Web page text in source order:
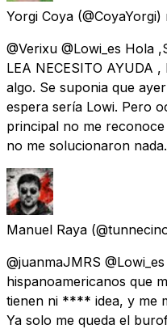
Yorgi Coya
@Verixu @Lowi_es Hola
LEA NECESITO AYUDA
algo. Se suponia que
espera sería Lowi. Pero
principal no me
no me solucionaron nada.
Manuel Raya
@juanmaJMRS
hispanoamericanos que
tienen ni **** idea, y me
Ya solo me queda el